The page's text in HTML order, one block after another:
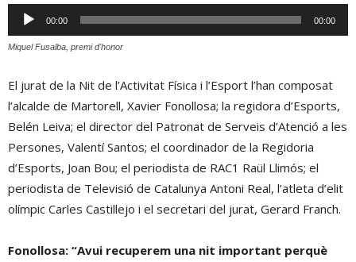
Reproductor
d'àudio
00:00 00:00
Miquel Fusalba, premi d'honor
El jurat de la Nit de l’Activitat Física i l’Esport l’han composat
l’alcalde de Martorell, Xavier Fonollosa; la regidora d’Esports,
Belén Leiva; el director del Patronat de Serveis d’Atenció a les
Persones, Valentí Santos; el coordinador de la Regidoria
d’Esports, Joan Bou; el periodista de RAC1 Raül Llimós; el
periodista de Televisió de Catalunya Antoni Real, l’atleta d’elit
olímpic Carles Castillejo i el secretari del jurat, Gerard Franch.
Fonollosa: “Avui recuperem una nit important perquè